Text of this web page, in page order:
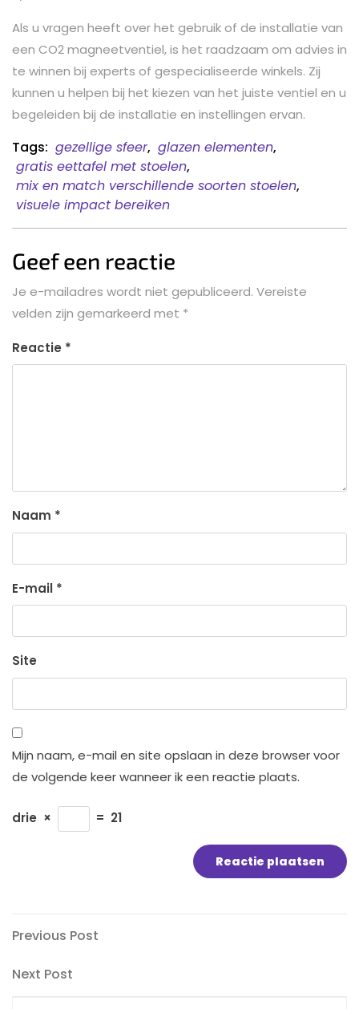
Als u vragen heeft over het gebruik of de installatie van
een CO2 magneetventiel, is het raadzaam om advies in
te winnen bij experts of gespecialiseerde winkels. Zij
kunnen u helpen bij het kiezen van het juiste ventiel en u
begeleiden bij de installatie en instellingen ervan.
Tags: gezellige sfeer, glazen elementen,
gratis eettafel met stoelen,
mix en match verschillende soorten stoelen,
visuele impact bereiken
Geef een reactie
Je e-mailadres wordt niet gepubliceerd. Vereiste
velden zijn gemarkeerd met *
Reactie *
Naam *
E-mail *
Site
Mijn naam, e-mail en site opslaan in deze browser voor
de volgende keer wanneer ik een reactie plaats.
drie × = 21
Bericht
navigatie
Previous
Previous Post
Next
Next Post